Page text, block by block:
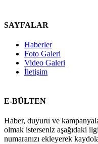
SAYFALAR
Haberler
Foto Galeri
Video Galeri
İletişim
E-BÜLTEN
Haber, duyuru ve
olmak isterseniz aşağıdaki
numaranızı ekleyerek